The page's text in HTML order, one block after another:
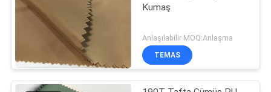
HAKKIMIZDA
FABRIKA
Kumaş
Anlaşılabilir MOQ:Anlaşma
TEMAS